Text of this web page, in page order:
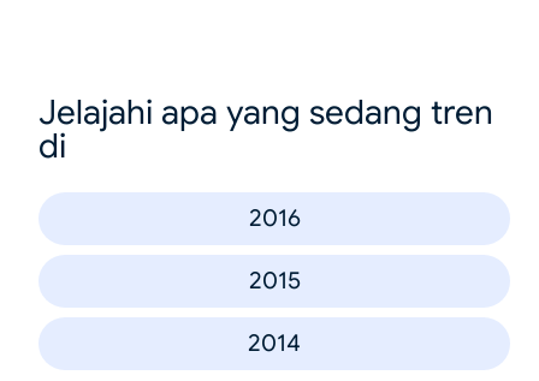
Jelajahi apa yang sedang tren
di
2016
2015
2014